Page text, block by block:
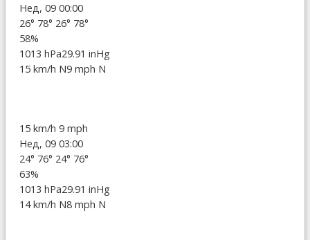
Нед, 09 00:00
26° 78° 26° 78°
58%
1013 hPa29.91 inHg
15 km/h N9 mph N
15 km/h 9 mph
Нед, 09 03:00
24° 76° 24° 76°
63%
1013 hPa29.91 inHg
14 km/h N8 mph N